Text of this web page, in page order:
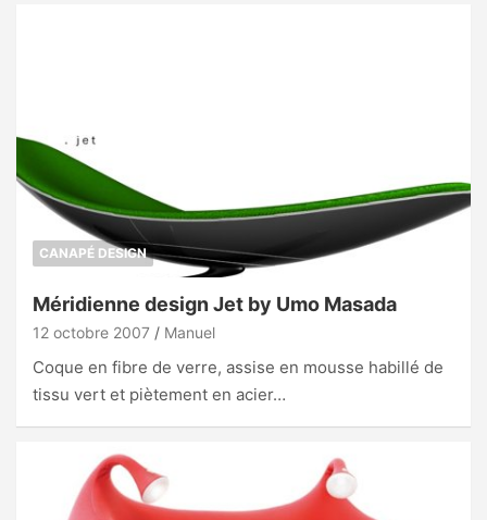
CANAPÉ DESIGN
Méridienne design Jet by Umo Masada
12 octobre 2007 Manuel
Coque en fibre de verre, assise en mousse habillé de
tissu vert et piètement en acier…